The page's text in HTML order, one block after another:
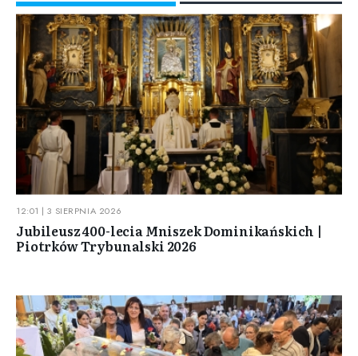
12:01 | 3 SIERPNIA 2026
Jubileusz 400-lecia Mniszek Dominikańskich |
Piotrków Trybunalski 2026